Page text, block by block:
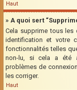
Haut
» A quoi sert
Cela supprime tous les
identification et votre
fonctionnalités telles
non-lu, si cela a été
problèmes de
les corriger.
Haut